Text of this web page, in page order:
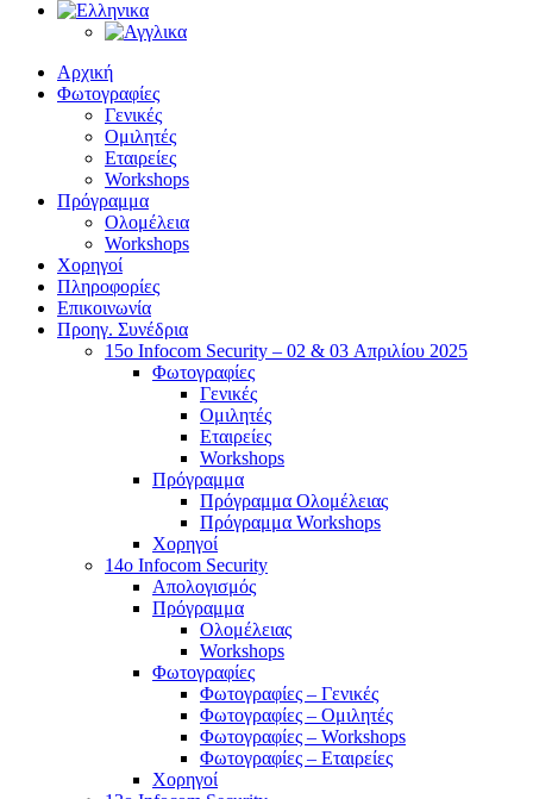
Αρχική
Φωτογραφίες
Γενικές
Ομιλητές
Εταιρείες
Workshops
Πρόγραμμα
Ολομέλεια
Workshops
Χορηγοί
Πληροφορίες
Επικοινωνία
Προηγ. Συνέδρια
15o Infocom Security – 02 & 03 Απριλίου 2025
Φωτογραφίες
Γενικές
Ομιλητές
Εταιρείες
Workshops
Πρόγραμμα
Πρόγραμμα Ολομέλειας
Πρόγραμμα Workshops
Χορηγοί
14o Infocom Security
Απολογισμός
Πρόγραμμα
Ολομέλειας
Workshops
Φωτογραφίες
Φωτογραφίες – Γενικές
Φωτογραφίες – Ομιλητές
Φωτογραφίες – Workshops
Φωτογραφίες – Εταιρείες
Χορηγοί